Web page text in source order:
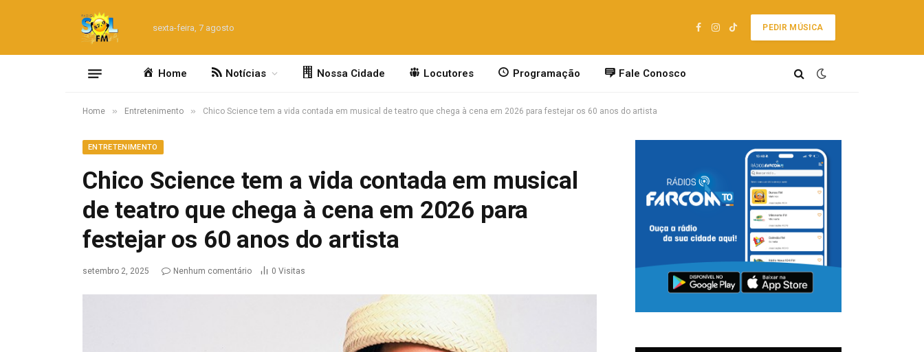
sexta-feira, 7 agosto
Facebook
Instagram
TikTok
PEDIR MÚSICA
Home Notícias Nossa Cidade Locutores Programação Fale Conosco
Home » Entretenimento » Chico Science tem a vida contada em musical de teatro que chega à cena em 2026 para festejar os 60 anos do artista
ENTRETENIMENTO
Chico Science tem a vida contada em musical
de teatro que chega à cena em 2026 para
festejar os 60 anos do artista
setembro 2, 2025 Nenhum comentário 0 Visitas